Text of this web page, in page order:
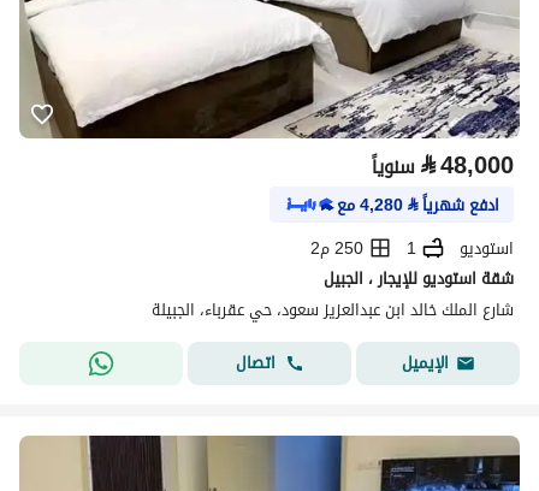
⃁48,000 سنوياً
ادفع شهرياً⃁
4,280مع
استوديو
1
250 م2
شقة استوديو للإيجار ، الجبيل
شارع الملك خالد ابن عبدالعزيز سعود، حي عقرباء، الجبيلة
الإيميل
اتصال